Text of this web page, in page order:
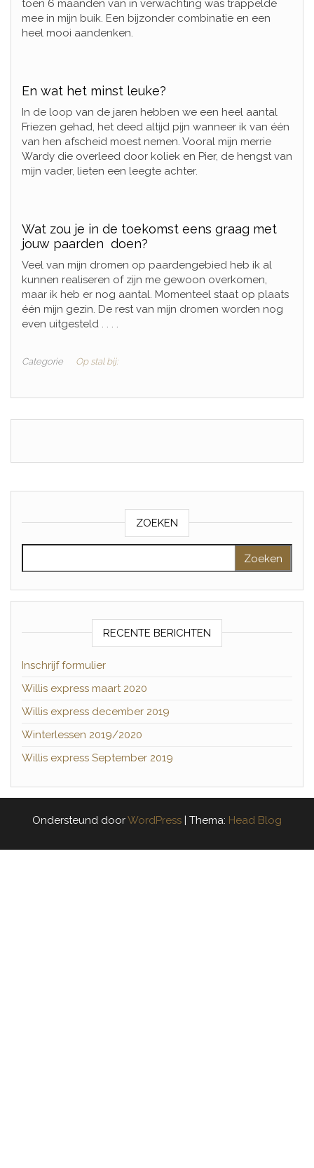
toen 6 maanden van in verwachting was trappelde
mee in mijn buik. Een bijzonder combinatie en een
heel mooi aandenken.
En wat het minst leuke?
In de loop van de jaren hebben we een heel aantal
Friezen gehad, het deed altijd pijn wanneer ik van één
van hen afscheid moest nemen. Vooral mijn merrie
Wardy die overleed door koliek en Pier, de hengst van
mijn vader, lieten een leegte achter.
Wat zou je in de toekomst eens graag met
jouw paarden doen?
Veel van mijn dromen op paardengebied heb ik al
kunnen realiseren of zijn me gewoon overkomen,
maar ik heb er nog aantal. Momenteel staat op plaats
één mijn gezin. De rest van mijn dromen worden nog
even uitgesteld . . . .
Categorie Op stal bij:
ZOEKEN
RECENTE BERICHTEN
Inschrijf formulier
Willis express maart 2020
Willis express december 2019
Winterlessen 2019/2020
Willis express September 2019
Ondersteund doorWordPress | Thema: Head Blog